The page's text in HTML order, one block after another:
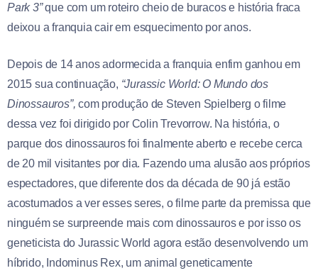
Park 3”que com um roteiro cheio de buracos e história fraca
deixou a franquia cair em esquecimento por anos.
Depois de 14 anos adormecida a franquia enfim ganhou em
2015 sua continuação, “Jurassic World: O Mundo dos
Dinossauros”, com produção de Steven Spielberg o filme
dessa vez foi dirigido por Colin Trevorrow. Na história, o
parque dos dinossauros foi finalmente aberto e recebe cerca
de 20 mil visitantes por dia. Fazendo uma alusão aos próprios
espectadores, que diferente dos da década de 90 já estão
acostumados a ver esses seres, o filme parte da premissa que
ninguém se surpreende mais com dinossauros e por isso os
geneticista do Jurassic World agora estão desenvolvendo um
híbrido, Indominus Rex, um animal geneticamente